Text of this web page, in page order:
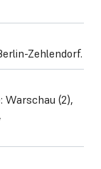
Zehlendorf.
Warschau (2),